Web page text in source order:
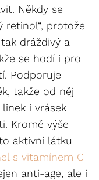
Někdy se
retinol“, protože
dráždivý a
se hodí i pro
Podporuje
takže od něj
i vrásek
Kromě výše
aktivní látku
s vitamínem C
anti-age, ale i